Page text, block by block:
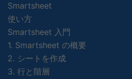
Smartsheet
使い方
Smartsheet 入門
1. Smartsheet の概要
2. シートを作成
3. 行と階層